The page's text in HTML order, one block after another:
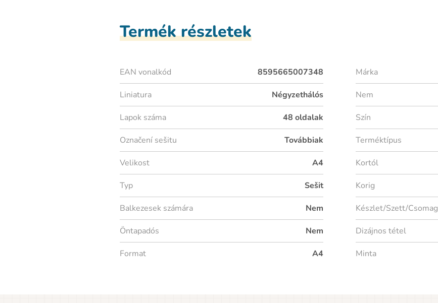
Termék részletek
EAN vonalkód 8595665007348
Liniatura Négyzethálós
Lapok száma 48 oldalak
Označení sešitu Továbbiak
Velikost A4
Typ Sešit
Balkezesek számára Nem
Öntapadós Nem
Format A4
Márka
Nem
Szín
Terméktípus
Kortól
Korig
Készlet/Szett/Csomag
Dizájnos tétel
Minta